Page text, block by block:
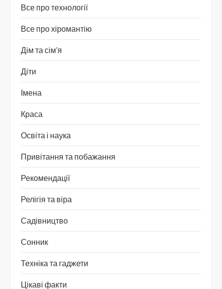
Все про технології
Все про хіромантію
Дім та сім’я
Діти
Імена
Краса
Освіта і наука
Привітання та побажання
Рекомендації
Релігія та віра
Садівництво
Сонник
Техніка та гаджети
Цікаві факти